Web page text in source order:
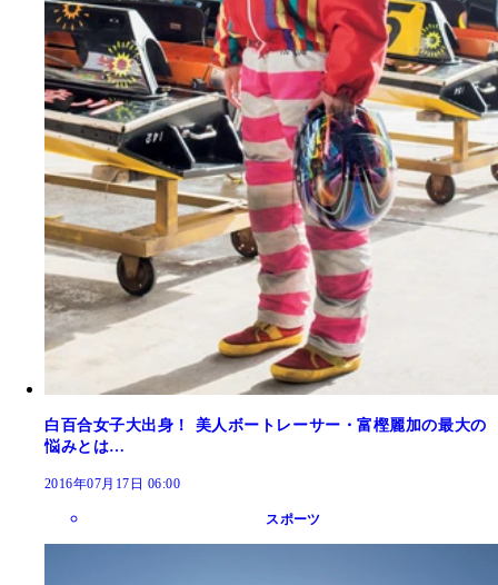
白百合女子大出身！ 美人ボートレーサー・富樫麗加の最大の
悩みとは…
2016年07月17日 06:00
スポーツ